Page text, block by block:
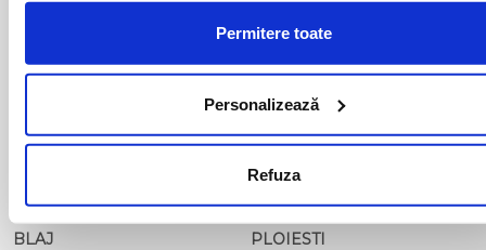
Permitere toate
Personalizează
Refuza
BAILE HERCULANE
BALS-IS
BALS-OT
BECHET
BLAJ
ORADEA
PASCANI
PERICEI
PETROSANI
PIATRA NEAMT
PLOIESTI